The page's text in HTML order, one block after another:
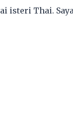
isteri Thai.